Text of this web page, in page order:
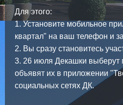
Для этого:
1. Установите мобильное
квартал" на ваш телефон и
2. Вы сразу становитесь
3. 26 июля Декашки выберут
объявят их в приложении
социальных сетях ДК.